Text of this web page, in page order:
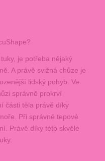
je potřeba nějaký
A právě svižná chůze je
lidský pohyb. Ve
správně prokrví
části těla právě díky
Při správné tepové
Právě díky této skvělé